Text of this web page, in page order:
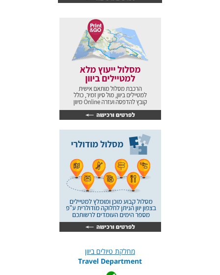
מחלקת טיולים ביוון
Travel Department